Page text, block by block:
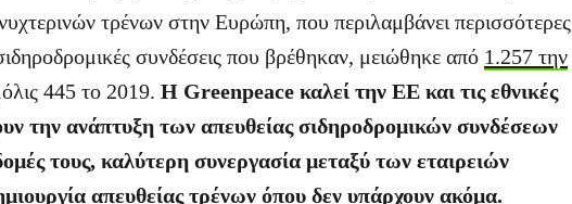
τρένων στην Ευρώπη, που περιλαμβάνει περισσότερες
συνδέσεις που βρέθηκαν, μειώθηκε από 1.257 την
445 το 2019. Η Greenpeace καλεί την ΕΕ και τις εθνικές
την ανάπτυξη των απευθείας σιδηροδρομικών συνδέσεων
τους, καλύτερη συνεργασία μεταξύ των εταιρειών
απευθείας τρένων όπου δεν υπάρχουν ακόμα.